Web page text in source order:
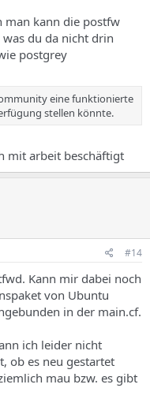
man kann die postfw
du da nicht drin
postgrey
eine funktionierte
stellen könnte.
mit arbeit beschäftigt
#14
Kann mir dabei noch
von Ubuntu
in der main.cf.
ich leider nicht
ob es neu gestartet
mau bzw. es gibt